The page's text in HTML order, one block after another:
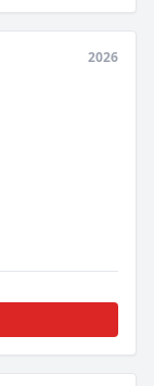
2026